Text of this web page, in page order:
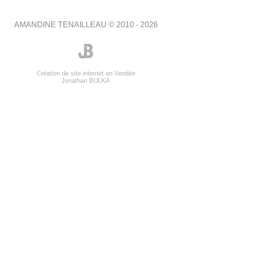
AMANDINE TENAILLEAU © 2010 - 2026
Création de site internet en Vendée
Jonathan BULKA